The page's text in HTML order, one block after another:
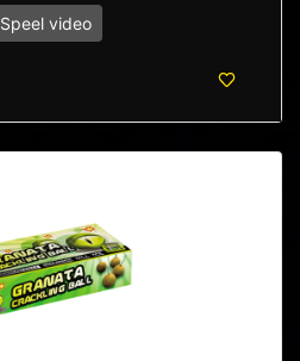
Speel video